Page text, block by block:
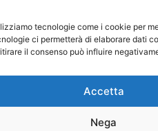
tecnologie come i cookie per
ci permetterà di elaborare dati
il consenso può influire
Accetta
Nega